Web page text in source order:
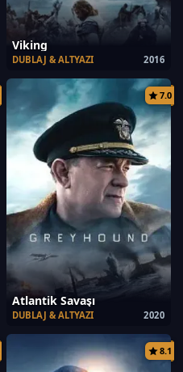
Viking
2016
DUBLAJ & ALTYAZI
7.0
Atlantik Savaşı
2020
DUBLAJ & ALTYAZI
8.1